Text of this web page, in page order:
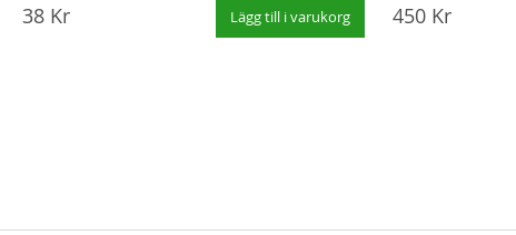
38 Kr Lägg till i varukorg 450 Kr